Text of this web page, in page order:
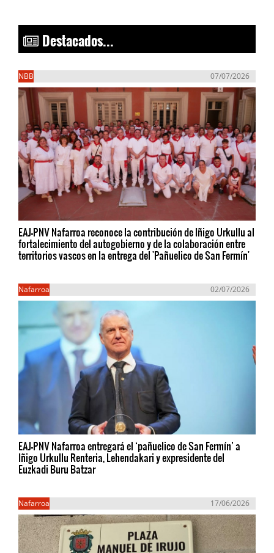
Destacados...
NBB 07/07/2026
EAJ-PNV Nafarroa reconoce la contribución de Iñigo Urkullu al
fortalecimiento del autogobierno y de la colaboración entre
territorios vascos en la entrega del 'Pañuelico de San Fermín'
Nafarroa 02/07/2026
EAJ-PNV Nafarroa entregará el ‘pañuelico de San Fermín’ a
Iñigo Urkullu Renteria, Lehendakari y expresidente del
Euzkadi Buru Batzar
Nafarroa 17/06/2026